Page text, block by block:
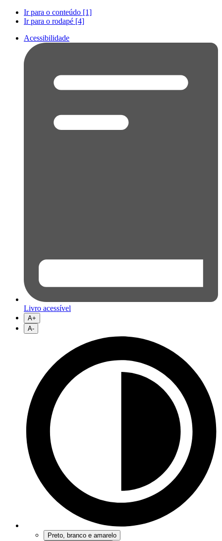
Ir para o conteúdo [1]
Ir para o rodapé [4]
Acessibilidade
Livro acessível
A+
A-
Preto, branco e amarelo